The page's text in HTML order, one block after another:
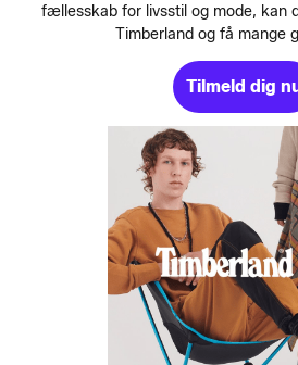
fællesskab for livsstil og mode, kan
Timberland og få mange
Tilmeld dig